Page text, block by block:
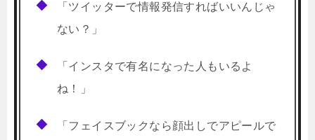
「ツイッターで情報発信すればいいんじゃ
ない？」
「インスタで有名になった人もいるよ
ね！」
「フェイスブックなら顔出しでアピールで